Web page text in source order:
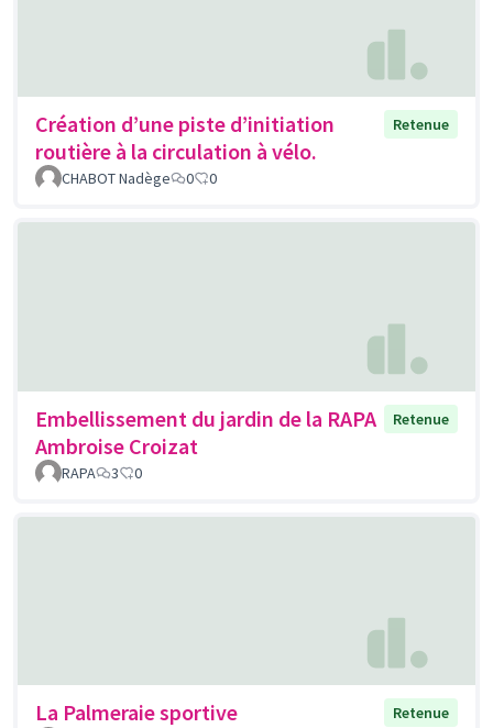
Création d’une piste d’initiation
routière à la circulation à vélo.
Retenue
CHABOT Nadège 0 0
Embellissement du jardin de la RAPA
Ambroise Croizat
Retenue
RAPA 3 0
La Palmeraie sportive
Retenue